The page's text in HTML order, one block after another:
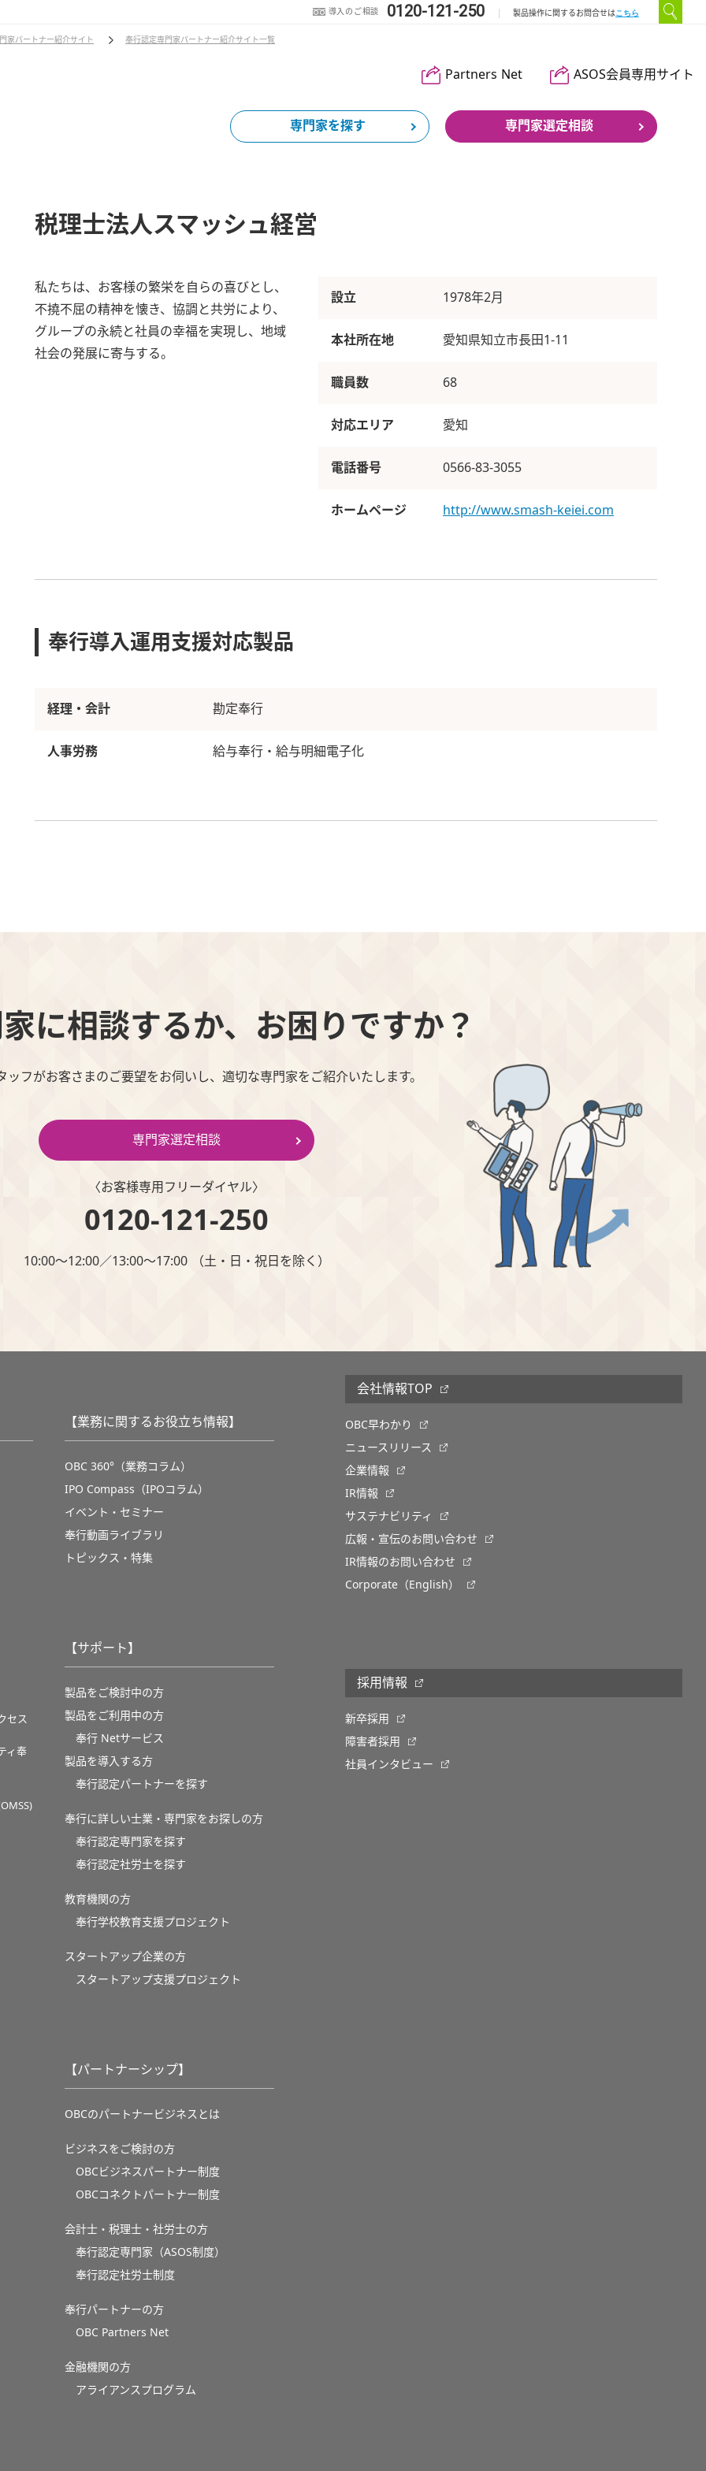
導入のご相談 0120-121-250 製品操作に関するお問合せは こちら
家パートナー紹介サイト 奉行認定専門家パートナー紹介サイト一覧
Partners Net ASOS会員専用サイト
専門家を探す 専門家選定相談
税理士法人スマッシュ経営
私たちは、お客様の繁栄を自らの喜びとし、
不撓不屈の精神を懐き、協調と共労により、
グループの永続と社員の幸福を実現し、地域
社会の発展に寄与する。
設立 1978年2月
本社所在地 愛知県知立市長田1-11
職員数 68
対応エリア 愛知
電話番号 0566-83-3055
ホームページ http://www.smash-keiei.com
奉行導入運用支援対応製品
経理・会計 勘定奉行
人事労務 給与奉行・給与明細電子化
に相談するか、お困りですか？
ッフがお客さまのご要望をお伺いし、適切な専門家をご紹介いたします。
専門家選定相談
〈お客様専⽤フリーダイヤル〉
0120-121-250
10:00～12:00∕13:00～17:00 （⼟・⽇・祝⽇を除く）
セス
ィ奉
【業務に関するお役立ち情報】
OBC 360°（業務コラム）
IPO Compass（IPOコラム）
イベント・セミナー
奉行動画ライブラリ
トピックス・特集
【サポート】
製品をご検討中の方
製品をご利用中の方
奉行 Netサービス
製品を導入する方
奉行認定パートナーを探す
奉行に詳しい士業・専門家をお探しの方
奉行認定専門家を探す
奉行認定社労士を探す
教育機関の方
奉⾏学校教育⽀援プロジェクト
スタートアップ企業の方
スタートアップ支援プロジェクト
【パートナーシップ】
OBCのパートナービジネスとは
ビジネスをご検討の方
OBCビジネスパートナー制度
OBCコネクトパートナー制度
会計士・税理士・社労士の方
奉行認定専門家（ASOS制度）
奉行認定社労士制度
奉行パートナーの方
OBC Partners Net
金融機関の方
アライアンスプログラム
会社情報TOP
OBC早わかり
ニュースリリース
企業情報
IR情報
サステナビリティ
広報・宣伝のお問い合わせ
IR情報のお問い合わせ
Corporate（English）
採用情報
新卒採用
障害者採用
社員インタビュー